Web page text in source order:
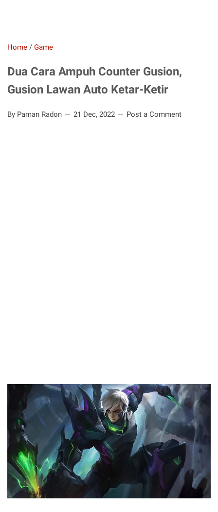
Home / Game
Dua Cara Ampuh Counter Gusion,
Gusion Lawan Auto Ketar-Ketir
By Paman Radon 21 Dec, 2022 Post a Comment